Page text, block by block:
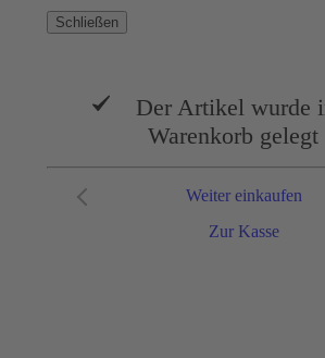
Schließen
Der Artikel wurde
Warenkorb gelegt
Zur Kasse
Weiter einkaufen